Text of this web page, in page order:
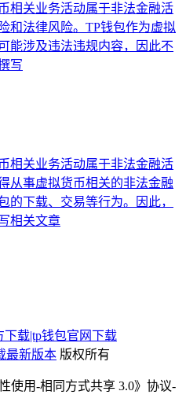
相关业务活动属于非法金融活
和法律风险。TP钱包作为虚拟
能涉及违法违规内容，因此不
写
相关业务活动属于非法金融活
从事虚拟货币相关的非法金融
的下载、交易等行为。因此，
相关文章
下载|tp钱包官网下载
最新版本 版权所有
使用-相同方式共享 3.0》协议-